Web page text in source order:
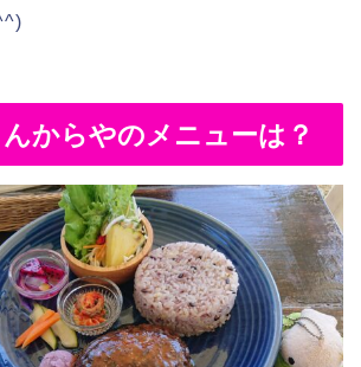
からやのメニューは？